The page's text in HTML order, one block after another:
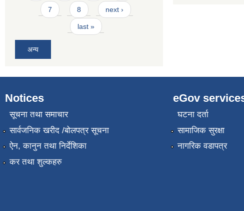
7 8 next ›
last »
अन्य
Notices
सूचना तथा समाचार
सार्वजनिक खरीद /बोलपत्र सूचना
ऐन, कानुन तथा निर्देशिका
कर तथा शुल्कहरु
eGov
घटना दर्ता
सामाजिक सुरक्षा
नागरिक वडापत्र